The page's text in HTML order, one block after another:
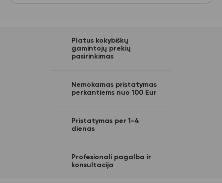
Platus kokybiškų
gamintojų prekių
pasirinkimas
Nemokamas pristatymas
perkantiems nuo 100 Eur
Pristatymas per 1-4
dienas
Profesionali pagalba ir
konsultacija